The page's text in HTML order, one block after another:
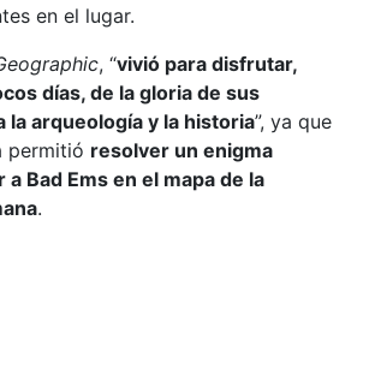
en el lugar.
, “vivió para disfrutar,
días, de la gloria de sus
la arqueología y la historia”, ya que
permitió resolver un enigma
Bad Ems en el mapa de la
.